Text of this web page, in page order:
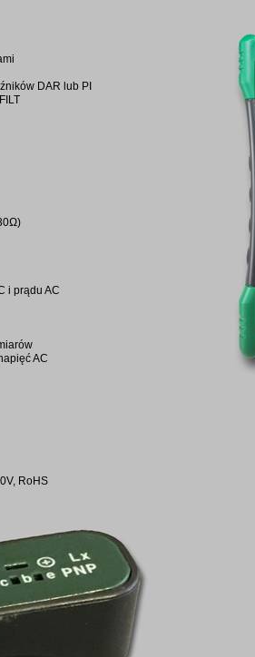
DAR lub PI
i prądu AC
AC
RoHS